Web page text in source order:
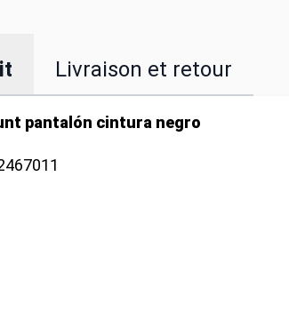
Livraison et retour
pantalón cintura negro